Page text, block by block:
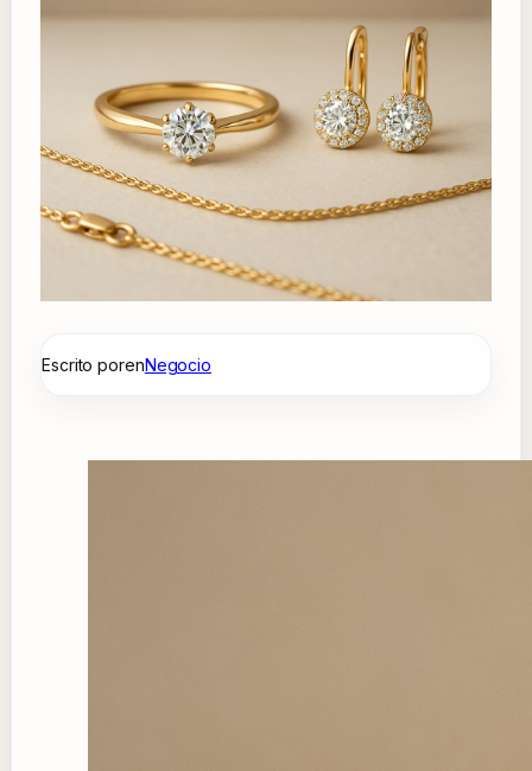
Escrito porenNegocio